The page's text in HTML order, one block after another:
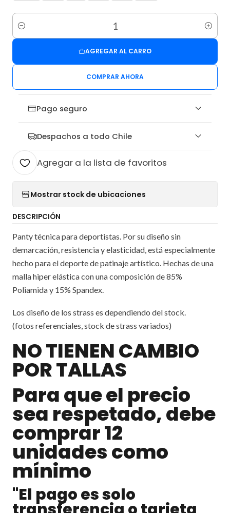
Cantidad
AGREGAR AL CARRO
COMPRAR AHORA
Pago seguro
Despachos a todo Chile
Agregar a la lista de favoritos
Mostrar stock de ubicaciones
DESCRIPCIÓN
Panty técnica para deportistas. Por su diseño sin
demarcación, resistencia y elasticidad, está especialmente
hecho para el deporte de patinaje artístico. Hechas de una
malla hiper elástica con una composición de 85%
Poliamida y 15% Spandex.
Los diseño de los strass es dependiendo del stock.
(fotos referenciales, stock de strass variados)
NO TIENEN CAMBIO
POR TALLAS
Para que el precio
sea respetado, debe
comprar 12
unidades como
mínimo
"El pago es solo